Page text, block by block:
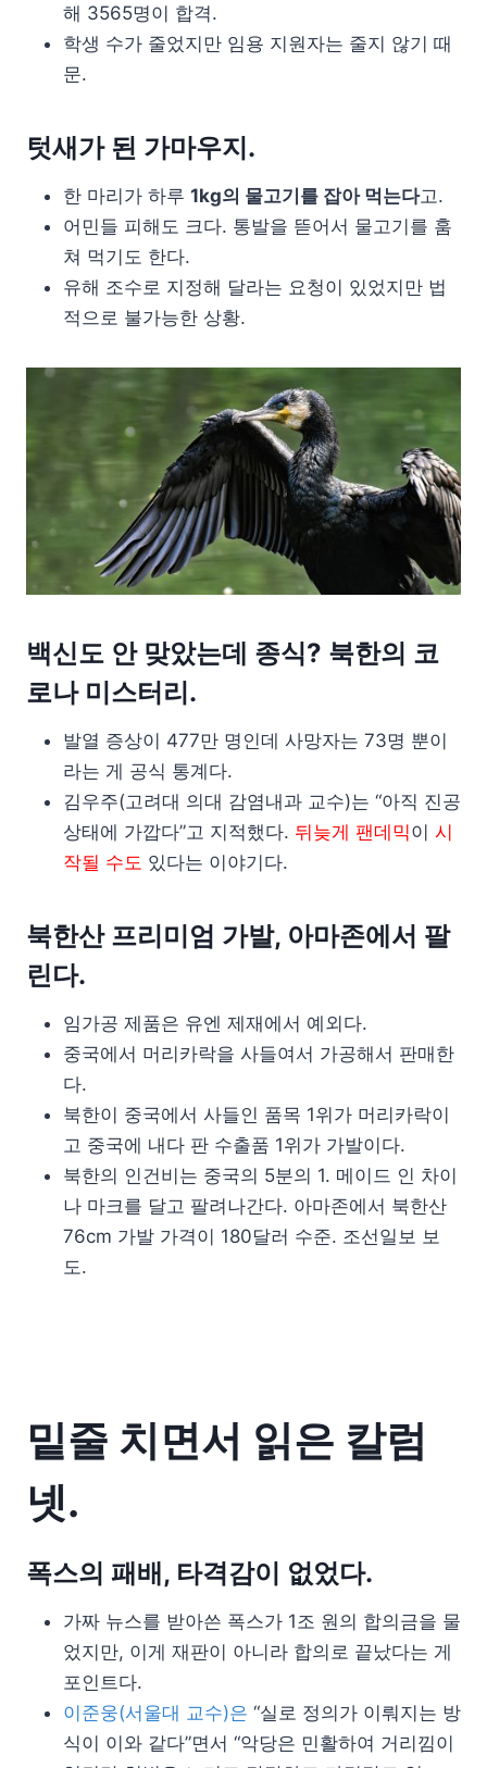
해 3565명이 합격.
학생 수가 줄었지만 임용 지원자는 줄지 않기 때
문.
텃새가 된 가마우지.
한 마리가 하루 1kg의 물고기를 잡아 먹는다고.
어민들 피해도 크다. 통발을 뜯어서 물고기를 훔
쳐 먹기도 한다.
유해 조수로 지정해 달라는 요청이 있었지만 법
적으로 불가능한 상황.
백신도 안 맞았는데 종식? 북한의 코
로나 미스터리.
발열 증상이 477만 명인데 사망자는 73명 뿐이
라는 게 공식 통계다.
김우주(고려대 의대 감염내과 교수)는 “아직 진공
상태에 가깝다”고 지적했다. 뒤늦게 팬데믹이 시
작될 수도 있다는 이야기다.
북한산 프리미엄 가발, 아마존에서 팔
린다.
임가공 제품은 유엔 제재에서 예외다.
중국에서 머리카락을 사들여서 가공해서 판매한
다.
북한이 중국에서 사들인 품목 1위가 머리카락이
고 중국에 내다 판 수출품 1위가 가발이다.
북한의 인건비는 중국의 5분의 1. 메이드 인 차이
나 마크를 달고 팔려나간다. 아마존에서 북한산
76cm 가발 가격이 180달러 수준. 조선일보 보
도.
밑줄 치면서 읽은 칼럼
넷.
폭스의 패배, 타격감이 없었다.
가짜 뉴스를 받아쓴 폭스가 1조 원의 합의금을 물
었지만, 이게 재판이 아니라 합의로 끝났다는 게
포인트다.
이준웅(서울대 교수)은 “실로 정의가 이뤄지는 방
식이 이와 같다”면서 “악당은 민활하여 거리낌이